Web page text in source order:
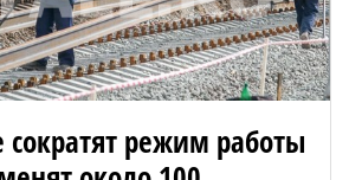
режим работы